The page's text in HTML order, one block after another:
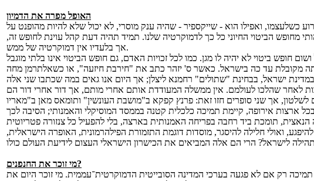
האופל מפרה את הדמיון
כשלעצמו, ואפילו הוא - שייקספיר - שהיה ענק מוסרי, לא יכול שלא להיות מהופנט על
מחופש הביטוי החיוני כל כך לדמוקרטיה שלנו. תמיד תהיה דעת קהל עוינת לחופש זה,
אך בלעדיו אין דמוקרטיה של ממש.
מקובלת עד כה בישראל. כאשר ס' יזהר כתב את "חירבת חיזעה", או כשאלתרמן מחה
לאחר שהלכו לעולמם. אין ממשלה המעודדת אותם אחרי מותם, אך דור אחרי דור הם
אך שני סופרים חזו זאת: פרנץ קפקא ב"מושבת העונשין" ותומאס מאן ב"מאריו
ארצות אירופה, קיימת תמיכה כלכלית קטנה בממסד המוסיקלי והאמנותי; הסיבה לכך
ואולי חלילה להיסגר, מוסדות דוגמת התזמורת הפילהרמונית, האופרה הישראלית,
מי זוכר את החנפנים?
רק אם לא פגעה בערכי המדינה הסובייטית הדמוקרטית־עממית. מי זוכר היום את